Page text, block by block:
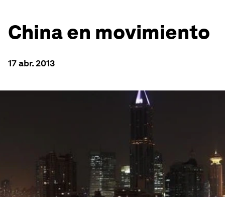
China en movimiento
17 abr. 2013